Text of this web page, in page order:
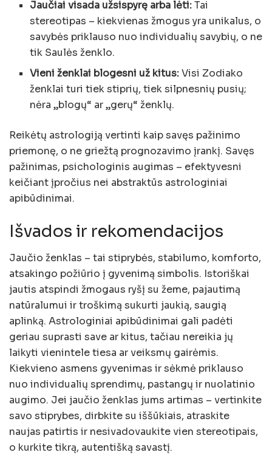
Jaučiai visada užsispyrę arba lėti:Tai
stereotipas – kiekvienas žmogus yra unikalus, o
savybės priklauso nuo individualių savybių, o ne
tik Saulės ženklo.
Vieni ženklai blogesni už kitus:Visi Zodiako
ženklai turi tiek stiprių, tiek silpnesnių pusių;
nėra „blogų“ ar „gerų“ ženklų.
Reikėtų astrologiją vertinti kaip savęs pažinimo
priemonę, o ne griežtą prognozavimo įrankį. Savęs
pažinimas, psichologinis augimas – efektyvesni
keičiant įpročius nei abstraktūs astrologiniai
apibūdinimai.
Išvados ir rekomendacijos
Jaučio ženklas – tai stiprybės, stabilumo, komforto,
atsakingo požiūrio į gyvenimą simbolis. Istoriškai
jautis atspindi žmogaus ryšį su žeme, pajautimą
natūralumui ir troškimą sukurti jaukią, saugią
aplinką. Astrologiniai apibūdinimai gali padėti
geriau suprasti save ar kitus, tačiau nereikia jų
laikyti vienintele tiesa ar veiksmų gairėmis.
Kiekvieno asmens gyvenimas ir sėkmė priklauso
nuo individualių sprendimų, pastangų ir nuolatinio
augimo. Jei jaučio ženklas jums artimas – vertinkite
savo stiprybes, dirbkite su iššūkiais, atraskite
naujas patirtis ir nesivadovaukite vien stereotipais,
o kurkite tikrą, autentišką savastį.